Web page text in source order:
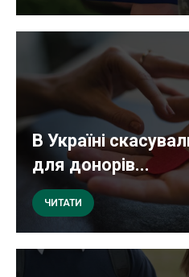
В Україні
для донорів...
ЧИТАТИ